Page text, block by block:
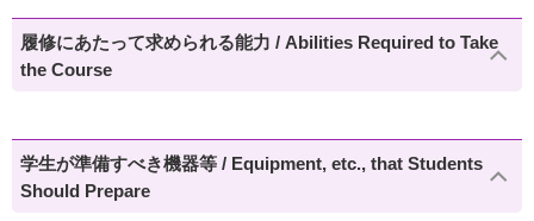
履修にあたって求められる能力 / Abilities Required to Take
the Course
学生が準備すべき機器等 / Equipment, etc., that Students
Should Prepare